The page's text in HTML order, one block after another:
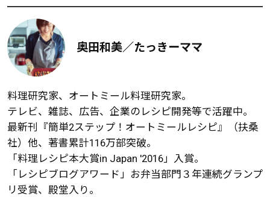
奥田和美／たっきーママ
料理研究家、オートミール料理研究家。
テレビ、雑誌、広告、企業のレシピ開発等で活躍中。
最新刊『簡単2ステップ！オートミールレシピ』（扶桑
社）他、著書累計116万部突破。
「料理レシピ本大賞in Japan '2016」入賞。
「レシピブログアワード」お弁当部門３年連続グランプ
リ受賞、殿堂入り。